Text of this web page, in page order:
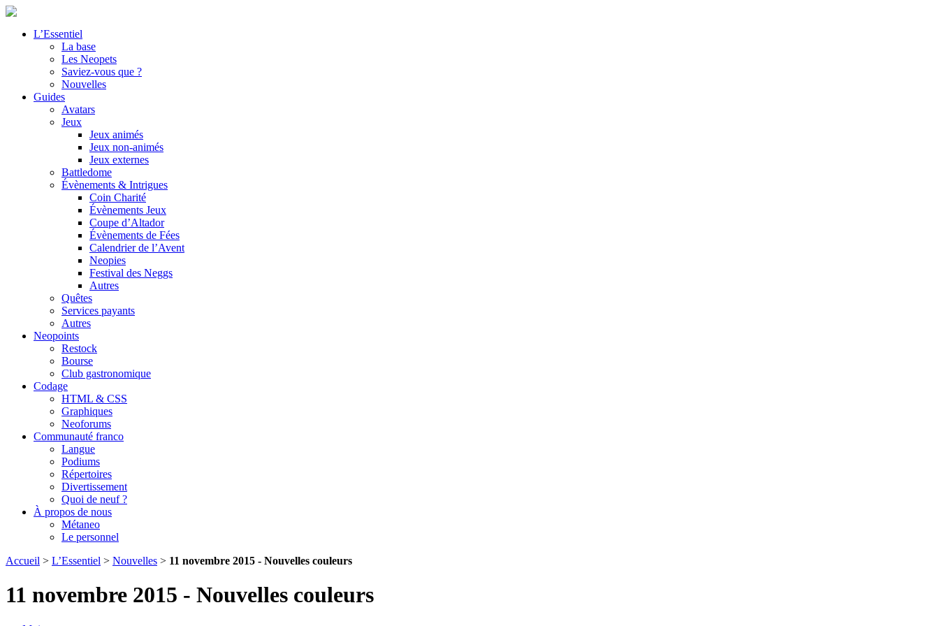
L’Essentiel
La base
Les Neopets
Saviez-vous que ?
Nouvelles
Guides
Avatars
Jeux
Jeux animés
Jeux non-animés
Jeux externes
Battledome
Évènements & Intrigues
Coin Charité
Évènements Jeux
Coupe d’Altador
Évènements de Fées
Calendrier de l’Avent
Neopies
Festival des Neggs
Autres
Quêtes
Services payants
Autres
Neopoints
Restock
Bourse
Club gastronomique
Codage
HTML & CSS
Graphiques
Neoforums
Communauté franco
Langue
Podiums
Répertoires
Divertissement
Quoi de neuf ?
À propos de nous
Métaneo
Le personnel
Accueil > L’Essentiel > Nouvelles > 11 novembre 2015 - Nouvelles couleurs
11 novembre 2015 - Nouvelles couleurs